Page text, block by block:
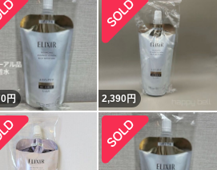
円 2,390円